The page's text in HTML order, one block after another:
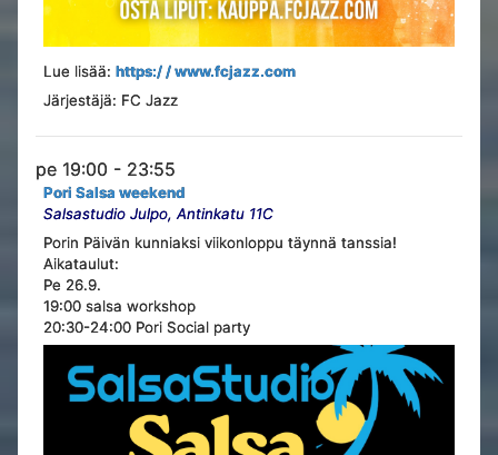
Lue lisää: https:/ / www.fcjazz.com
Järjestäjä: FC Jazz
pe 19:00 - 23:55
Pori Salsa weekend
Salsastudio Julpo, Antinkatu 11C
Porin Päivän kunniaksi viikonloppu täynnä tanssia!
Aikataulut:
Pe 26.9.
19:00 salsa workshop
20:30-24:00 Pori Social party